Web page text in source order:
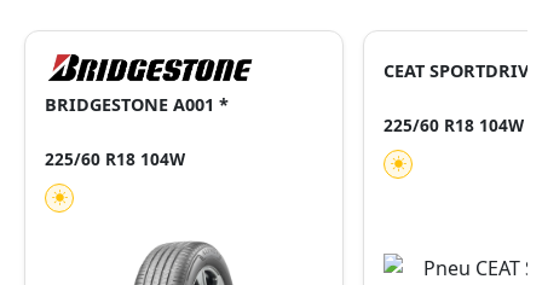
BRIDGESTONE A001 *
225/60 R18 104W
CEAT
225/60 R18 104W